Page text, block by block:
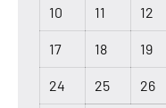
10 11 12
17 18 19
24 25 26